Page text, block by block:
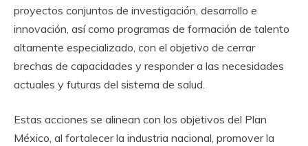
proyectos conjuntos de investigación, desarrollo e
innovación, así como programas de formación de talento
altamente especializado, con el objetivo de cerrar
brechas de capacidades y responder a las necesidades
actuales y futuras del sistema de salud.
Estas acciones se alinean con los objetivos del Plan
México, al fortalecer la industria nacional, promover la